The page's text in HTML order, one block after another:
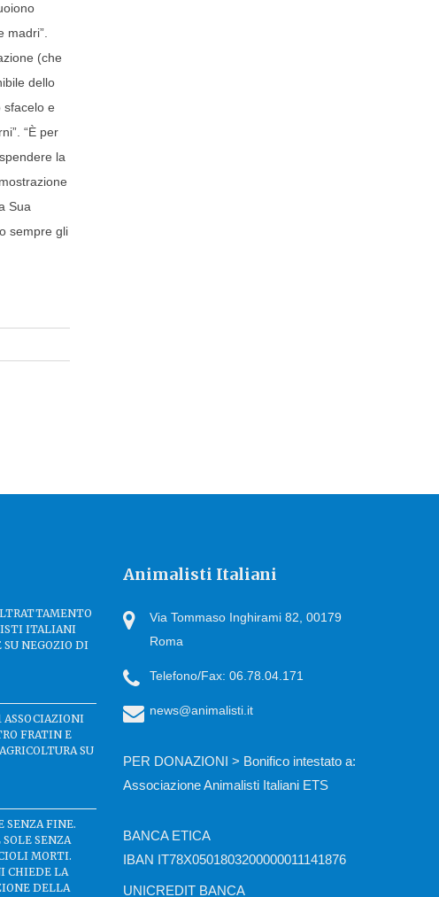
(che
dello
sfacelo e
“È per
la
Sua
sempre gli
ITALIANI
NEGOZIO DI
ASSOCIAZIONI
FRATIN E
SU
SENZA FINE.
SENZA
MORTI.
CHIEDE LA
DELLA
Animalisti Italiani
Via Tommaso Inghirami 82, 00179
Roma
Telefono/Fax: 06.78.04.171
news@animalisti.it
PER DONAZIONI > Bonifico intestato a:
Associazione Animalisti Italiani ETS
BANCA ETICA
IBAN IT78X0501803200000011141876
UNICREDIT BANCA